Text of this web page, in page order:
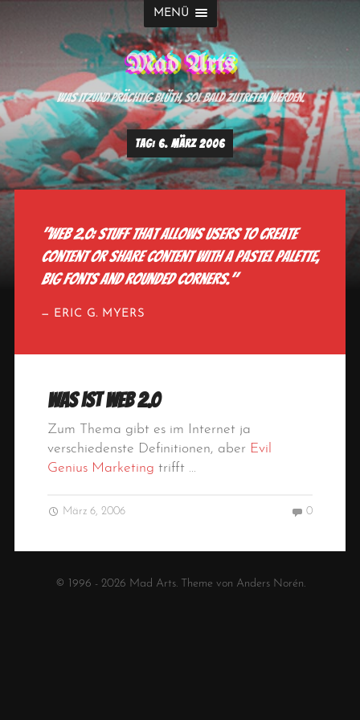
MENÜ
Mad Arts
Was itzund prächtig blüth, sol bald zutreten werden.
TAG:6. MÄRZ 2006
"Web 2.0: Stuff that allows users to create
content or share content with a pastel palette,
big fonts and rounded corners."
ERIC G. MYERS
Was ist Web 2.0
Zum Thema gibt es im Internet ja
verschiedenste Definitionen, aber Evil
Genius Marketing trifft ...
März 6, 2006 0
© 1996 - 2026 Mad Arts. Theme von Anders Norén.